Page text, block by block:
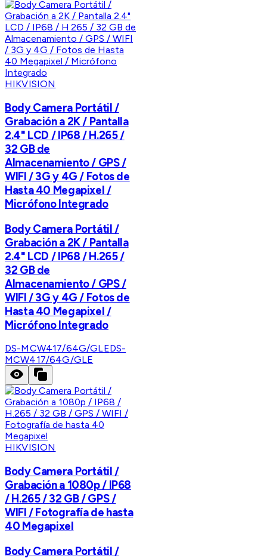
HIKVISION
Body Camera Portátil /
Grabación a 2K / Pantalla
2.4" LCD / IP68 / H.265 /
32 GB de
Almacenamiento / GPS /
WIFI / 3G y 4G / Fotos de
Hasta 40 Megapixel /
Micrófono Integrado
Body Camera Portátil /
Grabación a 2K / Pantalla
2.4" LCD / IP68 / H.265 /
32 GB de
Almacenamiento / GPS /
WIFI / 3G y 4G / Fotos de
Hasta 40 Megapixel /
Micrófono Integrado
DS-MCW417/64G/GLEDS-
MCW417/64G/GLE
HIKVISION
Body Camera Portátil /
Grabación a 1080p / IP68
/ H.265 / 32 GB / GPS /
WIFI / Fotografía de hasta
40 Megapixel
Body Camera Portátil /